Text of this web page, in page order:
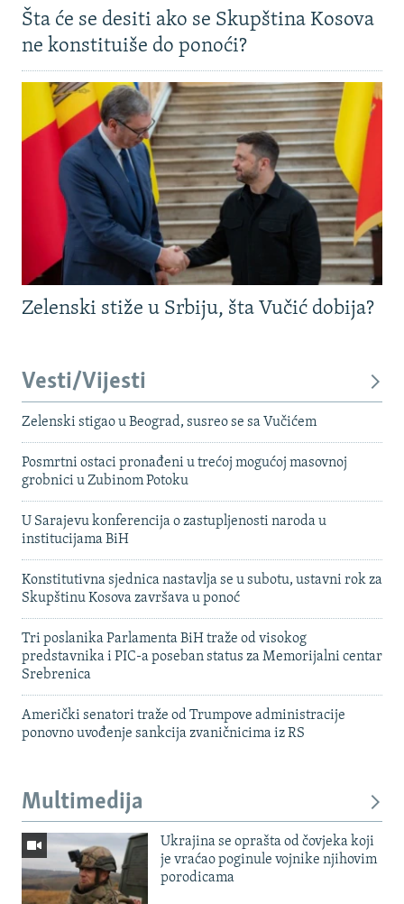
Šta će se desiti ako se Skupština Kosova
ne konstituiše do ponoći?
Zelenski stiže u Srbiju, šta Vučić dobija?
Vesti/Vijesti
Zelenski stigao u Beograd, susreo se sa Vučićem
Posmrtni ostaci pronađeni u trećoj mogućoj masovnoj
grobnici u Zubinom Potoku
U Sarajevu konferencija o zastupljenosti naroda u
institucijama BiH
Konstitutivna sjednica nastavlja se u subotu, ustavni rok za
Skupštinu Kosova završava u ponoć
Tri poslanika Parlamenta BiH traže od visokog
predstavnika i PIC-a poseban status za Memorijalni centar
Srebrenica
Američki senatori traže od Trumpove administracije
ponovno uvođenje sankcija zvaničnicima iz RS
Multimedija
Ukrajina se oprašta od čovjeka koji
je vraćao poginule vojnike njihovim
porodicama